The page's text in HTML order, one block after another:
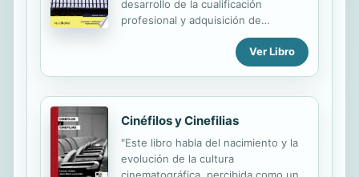
competente; mejorar la planificación
de uso agrícola y regulando de la
expansión de riego; reglamentar el
la...
desarrollo de la cualificación
profesional y adquisición de
certificados de profesionalidad.
Manual imprescindible para la
formación y la capacitación, que se
cualificación y dinamización del
conocimiento, como premisas para la
para el desempeño del trabajo.
Ver Libro
Cinéfilos y Cinefilias
"Este libro habla del nacimiento y la
evolución de la cultura
cinematográfica, percibida como un